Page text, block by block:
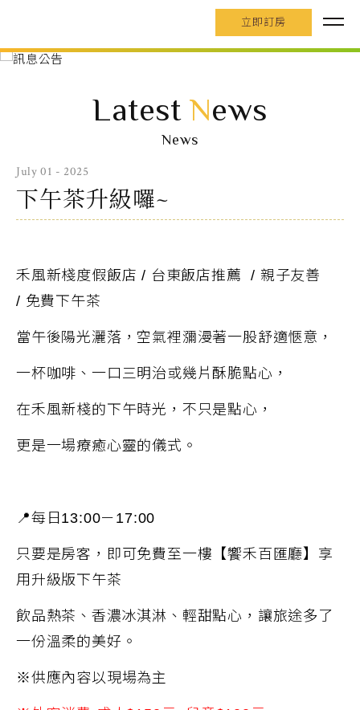
立即訂房
Latest News
News
July 01 - 2025
下午茶升級囉~
禾風新棧度假飯店 / 台東飯店推薦 / 親子友善
/ 免費下午茶
當午後陽光灑落，空氣裡瀰漫著一股舒適愜意，
一杯咖啡 、一口三明治或幾片酥脆點心，
在禾風新棧的下午時光，不只是點心，
更是一場療癒心靈的儀式。
📍每日 13:00－ 17:00
只要是房客，即可免費至一樓【饗禾百匯廳】享
用升級版下午茶
飲品熱茶 、香濃冰淇淋 、輕甜點心，讓旅途多了
一份溫柔的美好。
※供應內容以現場為主